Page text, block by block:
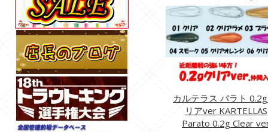
カルテラス パラト
リアver KARTELLAS
Parato 0.2g Clear